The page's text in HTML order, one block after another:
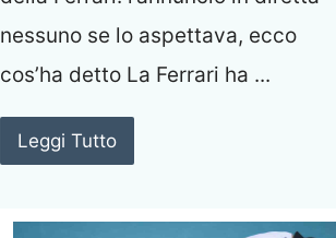
nessuno se lo aspettava, ecco
cos’ha detto La Ferrari ha ...
Leggi Tutto